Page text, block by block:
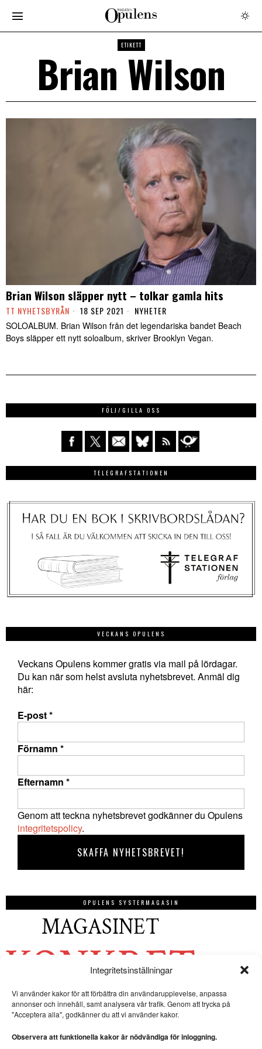
Integritetsinställningar
Vi använder kakor för att förbättra din användarupplevelse, anpassa
annonser och innehåll, samt analysera vår trafik. Genom att trycka på
"Acceptera alla", godkänner du att vi använder kakor.
Observera att funktionella kakor är nödvändiga för inloggning.
ETIKETT
Brian Wilson
Brian Wilson släpper nytt – tolkar gamla hits
TT NYHETSBYRÅN 18 SEP 2021 NYHETER
SOLOALBUM. Brian Wilson från det legendariska bandet Beach
Boys släpper ett nytt soloalbum, skriver Brooklyn Vegan.
FÖLJ/GILLA OSS
TELEGRAFSTATIONEN
VECKANS OPULENS
Veckans Opulens kommer gratis via mail på lördagar.
Du kan när som helst avsluta nyhetsbrevet. Anmäl dig
här:
E-post*
Förnamn *
Efternamn *
Genom att teckna nyhetsbrevet godkänner du Opulens
integritetspolicy.
OPULENS SYSTERMAGASIN